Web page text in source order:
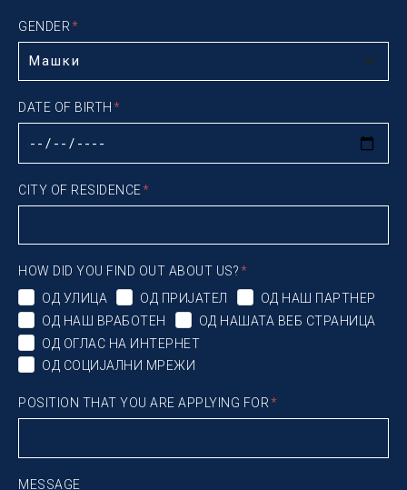
GENDER
DATE OF BIRTH
CITY OF RESIDENCE
HOW DID YOU FIND OUT ABOUT US?
ОД УЛИЦА
ОД ПРИЈАТЕЛ
ОД НАШ ПАРТНЕР
ОД НАШ ВРАБОТЕН
ОД НАШАТА ВЕБ СТРАНИЦА
ОД ОГЛАС НА ИНТЕРНЕТ
ОД СОЦИЈАЛНИ МРЕЖИ
POSITION THAT YOU ARE APPLYING FOR
MESSAGE